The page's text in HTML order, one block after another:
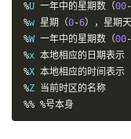
%U 一年中的星期数（00-
%w 星期（0-6），星期
%W 一年中的星期数（00-
%x 本地相应的日期表示
%X 本地相应的时间表示
%Z 当前时区的名称
%% %号本身